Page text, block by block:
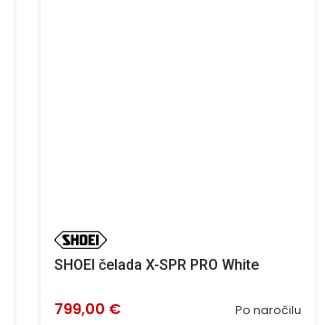
SHOEI čelada X-SPR PRO White
Po naročilu
799,00 €